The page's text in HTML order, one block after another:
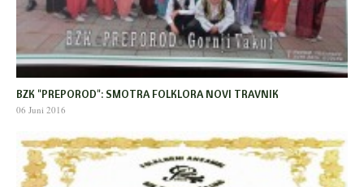
BZK "PREPOROD": SMOTRA FOLKLORA NOVI TRAVNIK
06 Juni 2016